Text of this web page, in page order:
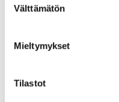
valinta
Välttämätön
Mieltymykset
Tilastot
2024